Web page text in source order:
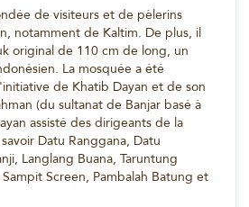
de visiteurs et de pèlerins
notamment de Kaltim. De plus, il
original de 110 cm de long, un
La mosquée a été
de Khatib Dayan et de son
(du sultanat de Banjar basé à
assisté des dirigeants de la
Datu Ranggana, Datu
Langlang Buana, Taruntung
Screen, Pambalah Batung et